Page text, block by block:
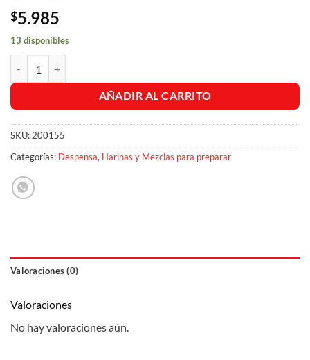
$5.985
13 disponibles
AÑADIR AL CARRITO
SKU: 200155
Categorías: Despensa, Harinas y Mezclas para preparar
Valoraciones (0)
Valoraciones
No hay valoraciones aún.